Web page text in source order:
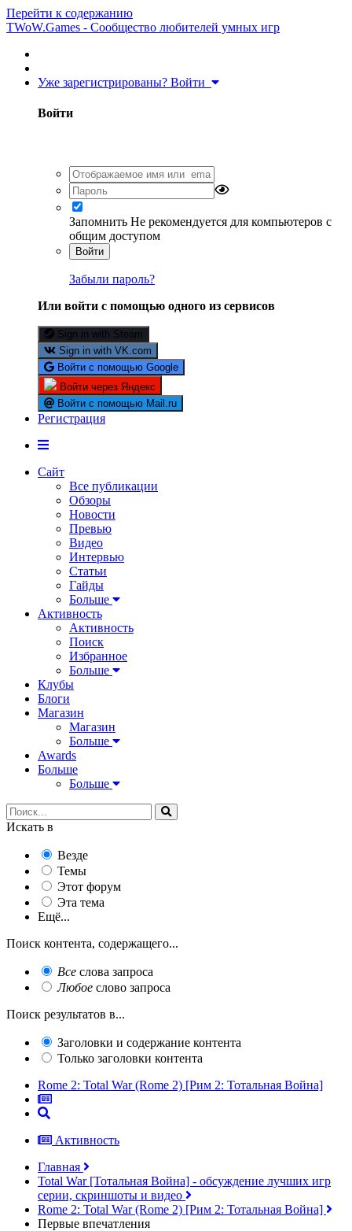
Перейти к содержанию
TWoW.Games - Сообщество любителей умных игр
Уже зарегистрированы? Войти
Войти
Запомнить Не рекомендуется для компьютеров с
общим доступом
Войти
Забыли пароль?
Или войти с помощью одного из сервисов
Sign in with Steam
Sign in with VK.com
Войти с помощью Google
Войти через Яндекс
Войти с помощью Mail.ru
Регистрация
Сайт
Все публикации
Обзоры
Новости
Превью
Видео
Интервью
Статьи
Гайды
Больше
Активность
Активность
Поиск
Избранное
Больше
Клубы
Блоги
Магазин
Магазин
Больше
Awards
Больше
Больше
Искать в
Везде
Темы
Этот форум
Эта тема
Ещё...
Поиск контента, содержащего...
Все слова запроса
Любое слово запроса
Поиск результатов в...
Заголовки и содержание контента
Только заголовки контента
Rome 2: Total War (Rome 2) [Рим 2: Тотальная Война]
Активность
Главная
Total War [Тотальная Война] - обсуждение лучших игр
серии, скриншоты и видео
Rome 2: Total War (Rome 2) [Рим 2: Тотальная Война]
Первые впечатления